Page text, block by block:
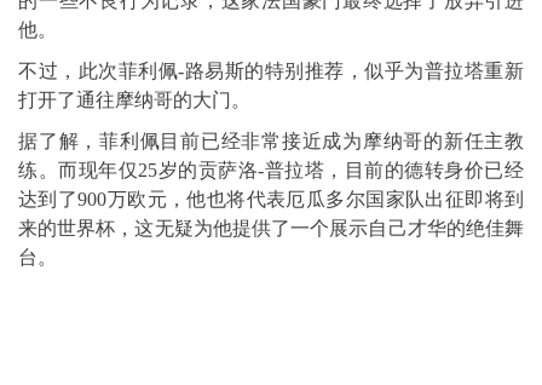
他。
不过，此次菲利佩-路易斯的特别推荐，似乎为普拉塔重新
打开了通往摩纳哥的大门。
据了解，菲利佩目前已经非常接近成为摩纳哥的新任主教
练。而现年仅25岁的贡萨洛-普拉塔，目前的德转身价已经
达到了900万欧元，他也将代表厄瓜多尔国家队出征即将到
来的世界杯，这无疑为他提供了一个展示自己才华的绝佳舞
台。